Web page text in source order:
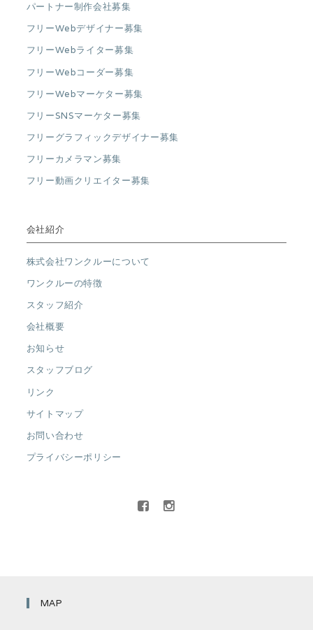
パートナー制作会社募集
フリーWebデザイナー募集
フリーWebライター募集
フリーWebコーダー募集
フリーWebマーケター募集
フリーSNSマーケター募集
フリーグラフィックデザイナー募集
フリーカメラマン募集
フリー動画クリエイター募集
会社紹介
株式会社ワンクルーについて
ワンクルーの特徴
スタッフ紹介
会社概要
お知らせ
スタッフブログ
リンク
サイトマップ
お問い合わせ
プライバシーポリシー
MAP